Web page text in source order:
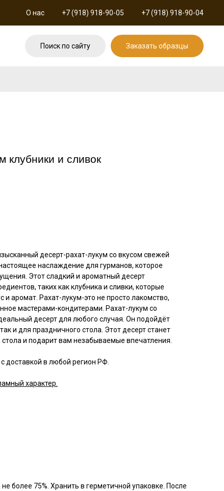
О нас +7 (918) 918-90-05 +7 (918) 918-90-04
Поиск по сайту Заказать образцы
клубники и сливок
десерт-рахат-лукум со вкусом свежей
наслаждение для гурманов, которое
Этот сладкий и ароматный десерт
таких как клубника и сливки, которые
аромат. Рахат-лукум-это не просто лакомство,
мастерами-кондитерами. Рахат-лукум со
десерт для любого случая. Он подойдёт
и для праздничного стола. Этот десерт станет
и подарит вам незабываемые впечатления.
доставкой в любой регион РФ.
характер.
более 75%. Хранить в герметичной упаковке. После